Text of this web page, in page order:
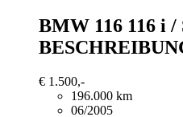
BMW 116 116 i
€ 1.500,-
196.000 km
06/2005